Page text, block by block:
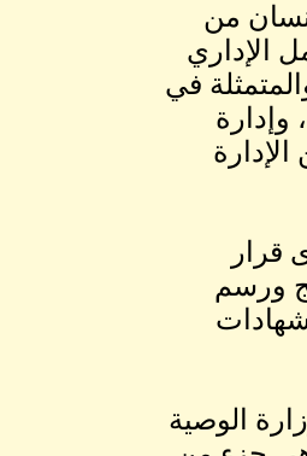
من
الإداري
في
وإدارة
قرار
ورسم
الوصية